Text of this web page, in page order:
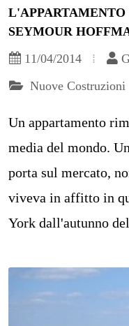
SEYMOUR
11/04/2014
Nuove Costruzioni
Un appartamento
media del mondo.
porta sul mercato,
viveva in affitto in
York dall'autunno